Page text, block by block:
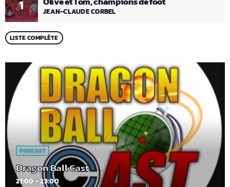
1 JEAN-CLAUDE CORBEL
LISTE COMPLÈTE
PODCAST
Dragon Ball Cast
21:00 - 23:00